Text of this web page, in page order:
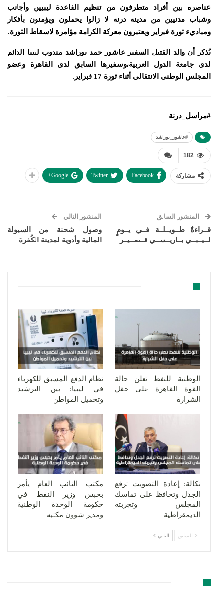
عناصره بين أفراد متطرفون من تنظيم القاعدة ليبيين وأجانب
وشباب مدنيين من مدينة درنة لا زالوا يحملون ويؤمنون بأفكار
ومباديء ثورة فبراير ويعتبرون معركة الكرامة مؤامرة لاسقاط الثورة.
يُذكر أن والد القتيل السفير عاشور حمد بوراشد مندوب ليبيا الدائم
لدى جامعة الدول العربية،وسفيرها السابق لدى القاهرة وعضو
المجلس الوطنى الانتقالى أثناء ثورة 17 فبراير.
#مراسل_درنة
#عاشور_بوراشد
182
مشاركة Facebook
Twitter
Google+
المنشور السابق
قــراءةٌ طــويــلــة فــي يــومٍ
لــيــبــي بــاريــســي قــصــيــر
المنشور التالي
وصول شحنة من السيولة
المالية وأدوية لمدينة الكُفرة
الوطنية للنفط تعلن حالة
القوة القاهرة على حقل
الشرارة
نظام الدفع المسبق للكهرباء
في ليبيا: بين الترشيد
وتحميل المواطن
تكالة: إعادة التصويت ترفع
الجدل وتحافظ على تماسك
المجلس وتجربته
الديمقراطية
مكتب النائب العام يأمر
بحبس وزير النفط في
حكومة الوحدة الوطنية
ومدير شؤون مكتبه
السابق التالي